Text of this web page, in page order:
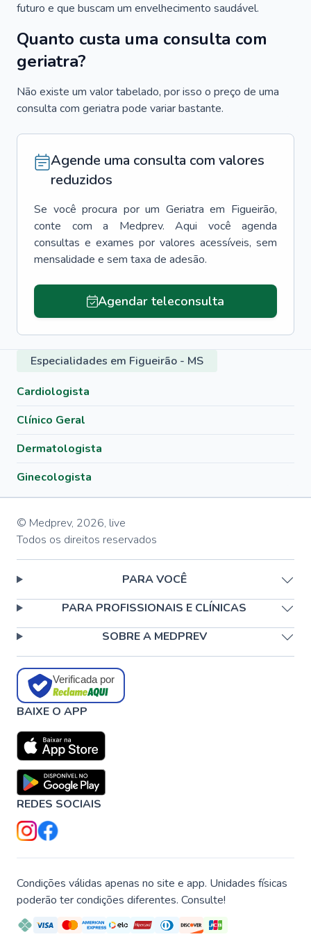
futuro e que buscam um envelhecimento saudável.
Quanto custa uma consulta com
geriatra?
Não existe um valor tabelado, por isso o preço de uma
consulta com geriatra pode variar bastante.
Agende uma consulta com valores
reduzidos
Se você procura por um Geriatra em Figueirão,
conte com a Medprev. Aqui você agenda
consultas e exames por valores acessíveis, sem
mensalidade e sem taxa de adesão.
Agendar teleconsulta
Especialidades em Figueirão - MS
Cardiologista
Clínico Geral
Dermatologista
Ginecologista
© Medprev, 2026, live
Todos os direitos reservados
PARA VOCÊ
PARA PROFISSIONAIS E CLÍNICAS
SOBRE A MEDPREV
Verificada por
BAIXE O APP
REDES SOCIAIS
Condições válidas apenas no site e app. Unidades físicas
poderão ter condições diferentes. Consulte!